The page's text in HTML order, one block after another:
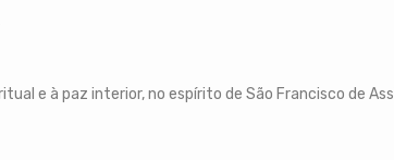
e à paz interior, no espírito de São Francisco de